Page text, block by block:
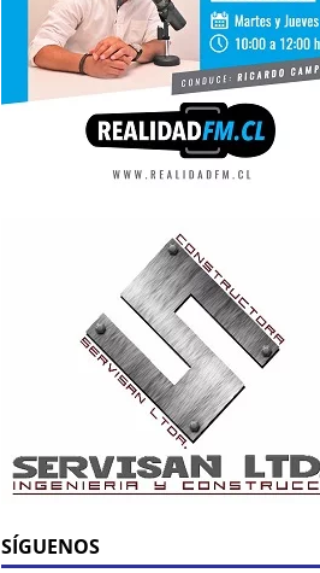
SÍGUENOS